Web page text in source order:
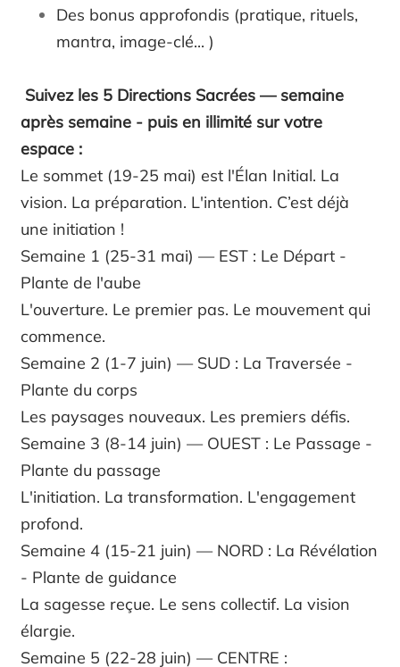
Des bonus approfondis (pratique, rituels,
mantra, image-clé... )
Suivez les 5 Directions Sacrées — semaine
après semaine - puis en illimité sur votre
espace :
Le sommet (19-25 mai) est l'Élan Initial. La
vision. La préparation. L'intention. C’est déjà
une initiation !
Semaine 1 (25-31 mai) — EST : Le Départ -
Plante de l'aube
L'ouverture. Le premier pas. Le mouvement qui
commence.
Semaine 2 (1-7 juin) — SUD : La Traversée -
Plante du corps
Les paysages nouveaux. Les premiers défis.
Semaine 3 (8-14 juin) — OUEST : Le Passage -
Plante du passage
L'initiation. La transformation. L'engagement
profond.
Semaine 4 (15-21 juin) — NORD : La Révélation
- Plante de guidance
La sagesse reçue. Le sens collectif. La vision
élargie.
Semaine 5 (22-28 juin) — CENTRE :